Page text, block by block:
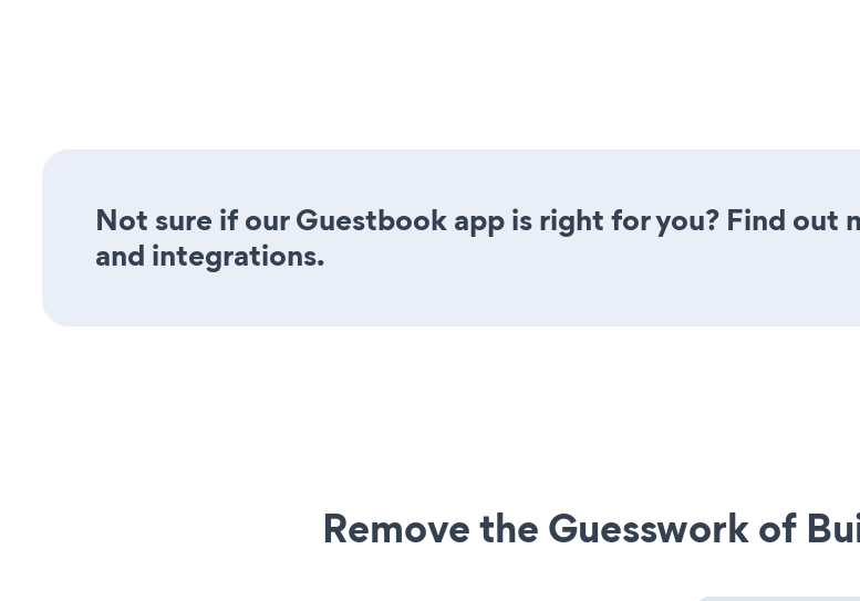
Not sure if our Guestbook app is right for you? Find out
and integrations.
Remove the Guesswork of